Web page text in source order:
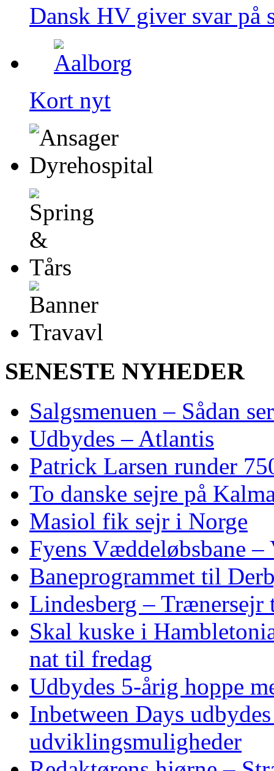
Dansk HV giver svar på
Kort nyt
SENESTE NYHEDER
Salgsmenuen – Sådan
Udbydes – Atlantis
Patrick Larsen runder
To danske sejre på
Masiol fik sejr i Norge
Fyens Væddeløbsbane
Baneprogrammet til
Lindesberg – Trænersejr
Skal kuske i
nat til fredag
Udbydes 5‑årig hoppe
Inbetween Days
udviklingsmuligheder